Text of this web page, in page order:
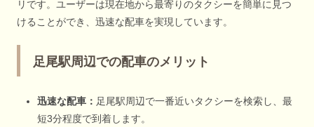
リです。ユーザーは現在地から最寄りのタクシーを簡単に見つ
けることができ、迅速な配車を実現しています。
足尾駅周辺での配車のメリット
迅速な配車： 足尾駅周辺で一番近いタクシーを検索し、最
短3分程度で到着します。